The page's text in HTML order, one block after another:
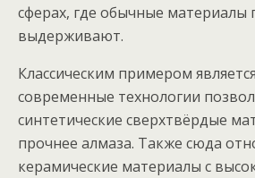
сферах, где обычные материалы
выдерживают.
Классическим примером
современные технологии
синтетические сверхтвёрдые
прочнее алмаза. Также сюда
керамические материалы с